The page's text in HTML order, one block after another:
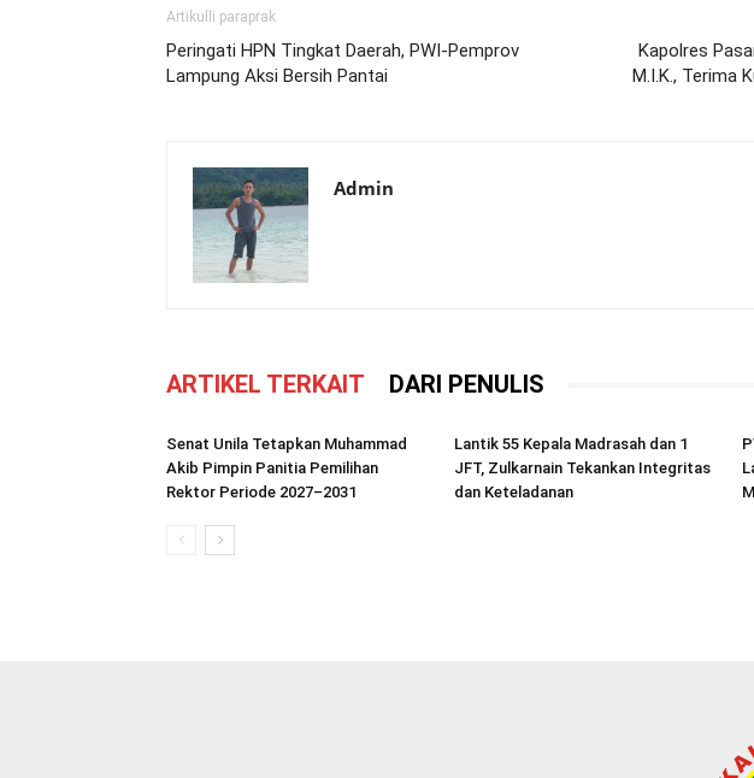
Artikulli paraprak
Peringati HPN Tingkat Daerah, PWI-Pemprov
Lampung Aksi Bersih Pantai
Kapolres
M.I.K., Terima
Admin
ARTIKEL TERKAIT DARI PENULIS
Senat Unila Tetapkan Muhammad
Akib Pimpin Panitia Pemilihan
Rektor Periode 2027–2031
Lantik 55 Kepala Madrasah dan 1
JFT, Zulkarnain Tekankan Integritas
dan Keteladanan